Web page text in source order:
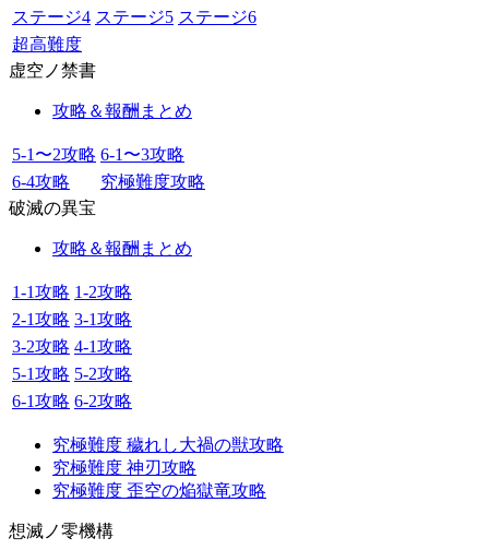
ステージ4 ステージ5 ステージ6
超高難度
虚空ノ禁書
攻略＆報酬まとめ
5-1〜2攻略 6-1〜3攻略
6-4攻略
究極難度攻略
破滅の異宝
攻略＆報酬まとめ
1-1攻略 1-2攻略
2-1攻略 3-1攻略
3-2攻略 4-1攻略
5-1攻略 5-2攻略
6-1攻略 6-2攻略
究極難度 穢れし大禍の獣攻略
究極難度 神刃攻略
究極難度 歪空の焔獄竜攻略
想滅ノ零機構